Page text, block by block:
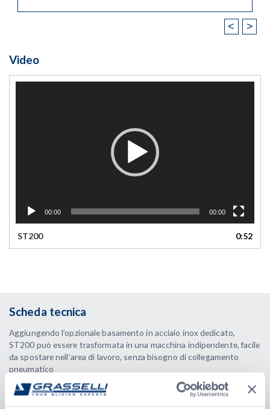
< >
Video
00:00 00:00
ST200 0:52
Scheda tecnica
Aggiungendo l’opzionale basamento in acciaio inox dedicato,
ST200 può essere trasformata in una macchina indipendente, facile
da spostare nell’area di lavoro, senza bisogno di collegamento
pneumatico
Dati tecnici